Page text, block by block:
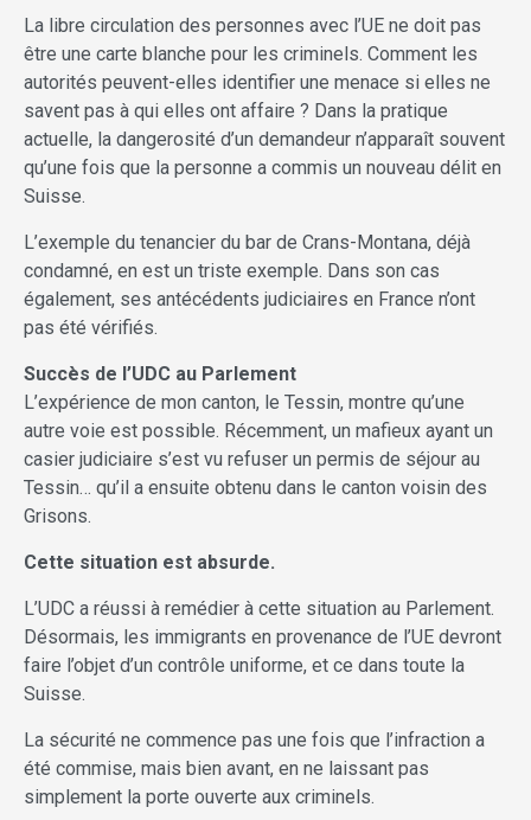
La libre circulation des personnes avec l’UE ne doit pas
être une carte blanche pour les criminels. Comment les
autorités peuvent-elles identifier une menace si elles ne
savent pas à qui elles ont affaire ? Dans la pratique
actuelle, la dangerosité d’un demandeur n’apparaît souvent
qu’une fois que la personne a commis un nouveau délit en
Suisse.
L’exemple du tenancier du bar de Crans-Montana, déjà
condamné, en est un triste exemple. Dans son cas
également, ses antécédents judiciaires en France n’ont
pas été vérifiés.
Succès de l’UDC au Parlement
L’expérience de mon canton, le Tessin, montre qu’une
autre voie est possible. Récemment, un mafieux ayant un
casier judiciaire s’est vu refuser un permis de séjour au
Tessin… qu’il a ensuite obtenu dans le canton voisin des
Grisons.
Cette situation est absurde.
L’UDC a réussi à remédier à cette situation au Parlement.
Désormais, les immigrants en provenance de l’UE devront
faire l’objet d’un contrôle uniforme, et ce dans toute la
Suisse.
La sécurité ne commence pas une fois que l’infraction a
été commise, mais bien avant, en ne laissant pas
simplement la porte ouverte aux criminels.